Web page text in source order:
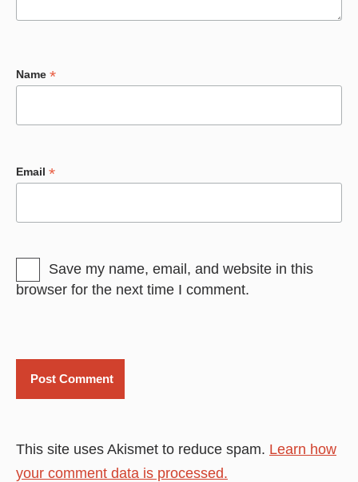
Name *
Email *
Save my name, email, and website in this
browser for the next time I comment.
This site uses Akismet to reduce spam. Learn how
your comment data is processed.